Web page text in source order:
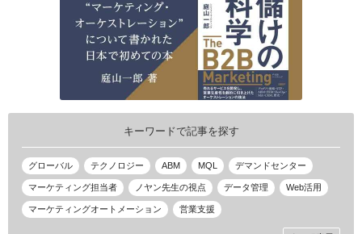
キーワードで記事を探す
グローバル テクノロジー ABM MQL デマンドセンター
マーケティング担当者 ノヤン先生の視点 データ管理 Web活用
マーケティングオートメーション 営業支援